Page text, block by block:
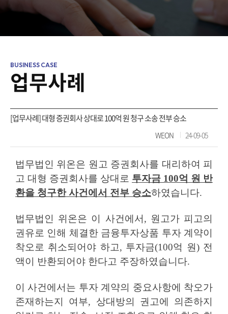
업무사례
[업무사례] 대형 증권회사 상대로 100억 원 청구 소송 전부 승소
WEON 24-09-05
법무법인 위온은 원고 증권회사를 대리하여 피
고 대형 증권회사를 상대로 투자금 100억 원 반
환을 청구한 사건에서 전부 승소하였습니다.
법무법인 위온은 이 사건에서, 원고가 피고의
권유로 인해 체결한 금융투자상품 투자 계약이
착오로 취소되어야 하고, 투자금(100억 원) 전
액이 반환되어야 한다고 주장하였습니다.
이 사건에서는 투자 계약의 중요사항에 착오가
존재하는지 여부, 상대방의 권고에 의존하지